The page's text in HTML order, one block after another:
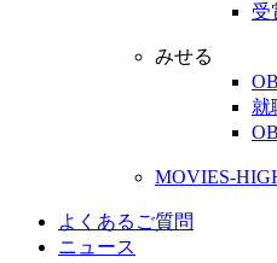
受
みせる
就
MOVIES-
よくあるご質問
ニュース